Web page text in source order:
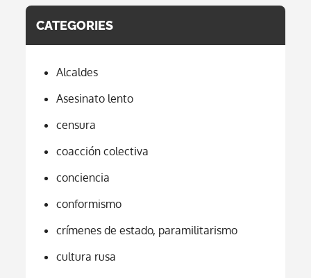
CATEGORIES
Alcaldes
Asesinato lento
censura
coacción colectiva
conciencia
conformismo
crímenes de estado, paramilitarismo
cultura rusa